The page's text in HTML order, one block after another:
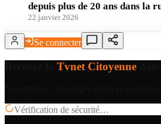
depuis plus de 20 ans dans la
22 janvier 2026
Se connecter
Tvnet Citoyenne
Vérification de sécurité…